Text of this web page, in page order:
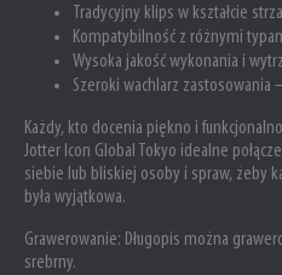
Tradycyjny klips w kształcie
Kompatybilność z różnymi
Wysoka jakość wykonania i
Szeroki wachlarz zastosowania
Każdy, kto docenia piękno i
Jotter Icon Global Tokyo idealne
siebie lub bliskiej osoby i spraw, żeby
była wyjątkowa.
Grawerowanie: Długopis można
srebrny.